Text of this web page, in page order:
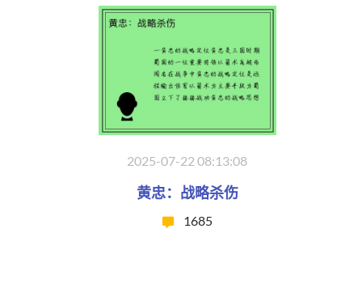
2025-07-22 08:13:08
黄忠：战略杀伤
1685